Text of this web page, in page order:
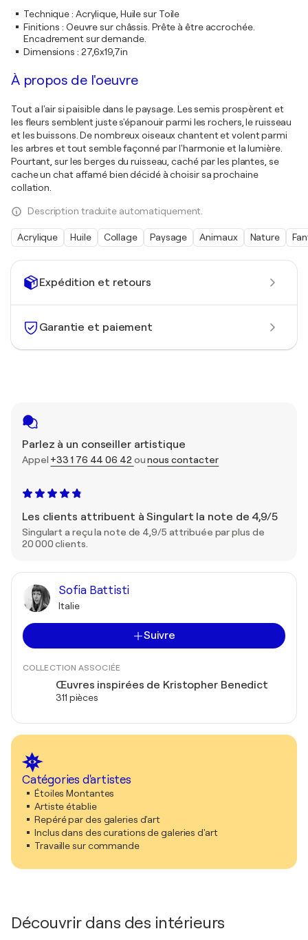
Expédition et retours
Garantie et paiement
Parlez à un conseiller artistique
Appel +33 1 76 44 06 42 ounous contacter
Les clients attribuent à Singulart la note de 4,9/5
Singulart a reçu la note de 4,9/5 attribuée par plus de
20 000 clients.
Sofia Battisti
Italie
Suivre
COLLECTION ASSOCIÉE
Œuvres inspirées de Kristopher Benedict
311 pièces
Catégories d'artistes
Étoiles Montantes
Artiste établie
Repéré par des galeries d'art
Inclus dans des curations de galeries d'art
Travaille sur commande
Découvrir dans des intérieurs
Technique: Acrylique, Huile sur Toile
Finitions : Oeuvre sur châssis. Prête à être accrochée.
Encadrement sur demande.
Dimensions : 27,6x19,7in
À propos de l'oeuvre
Tout a l'air si paisible dans le paysage. Les semis prospèrent et
les fleurs semblent juste s'épanouir parmi les rochers, le ruisseau
et les buissons. De nombreux oiseaux chantent et volent parmi
les arbres et tout semble façonné par l'harmonie et la lumière.
Pourtant, sur les berges du ruisseau, caché par les plantes, se
cache un chat affamé bien décidé à choisir sa prochaine
collation.
Description traduite automatiquement.
Acrylique Huile Collage Paysage Animaux Nature